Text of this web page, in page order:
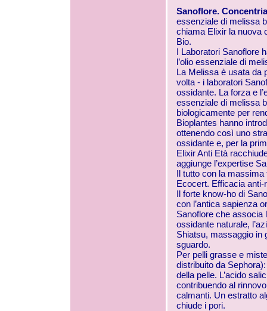
Sanoflore.
essenziale di melissa
chiama Elixir la nuova
Bio.
I Laboratori Sanoflore
l’olio essenziale di
La Melissa è usata da
volta - i laboratori
ossidante. La forza e
essenziale di melissa
biologicamente per
Bioplantes hanno
ottenendo così uno
ossidante e, per la
Elixir Anti Età
aggiunge l’expertise
Il tutto con la
Ecocert. Efficacia
Il forte know-ho di
con l’antica sapienza
Sanoflore che associa
ossidante naturale,
Shiatsu, massaggio in
sguardo.
Per pelli grasse e
distribuito da
della pelle. L’acido
contribuendo al
calmanti. Un estratto
chiude i pori.